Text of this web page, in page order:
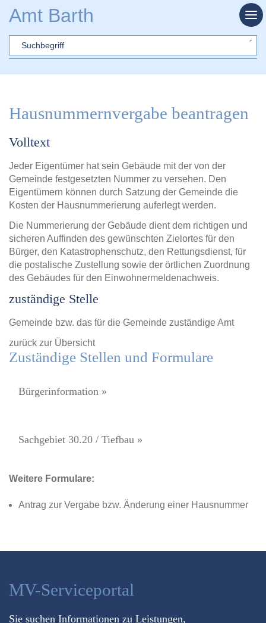
Amt Barth
Sword
Hausnummernvergabe beantragen
Volltext
Jeder Eigentümer hat sein Gebäude mit der von der
Gemeinde festgesetzten Nummer zu versehen. Den
Eigentümern können durch Satzung der Gemeinde die
Kosten der Hausnummerierung auferlegt werden.
Die Nummerierung der Gebäude dient dem richtigen und
sicheren Auffinden des gewünschten Zielortes für den
Bürger, den Katastrophenschutz, den Rettungsdienst, für
die postalische Zustellung sowie der örtlichen Zuordnung
des Gebäudes für den Einwohnermeldenachweis.
zuständige Stelle
Gemeinde bzw. das für die Gemeinde zuständige Amt
zurück zur Übersicht
Zuständige Stellen und Formulare
Bürgerinformation »
Sachgebiet 30.20 / Tiefbau »
Weitere Formulare:
Antrag zur Vergabe bzw. Änderung einer Hausnummer
MV-Serviceportal
Sie suchen Informationen zu Leistungen,